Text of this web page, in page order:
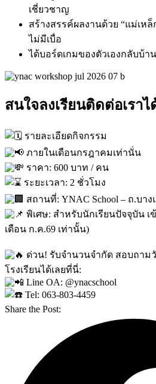
เชี่ยวชาญ
สร้างสรรค์ผลงานด้วย “แม่เหล็
ไม่มีเบื่อ
ได้บอร์ดเกมของตัวเองกลับบ้า
สนใจลงเรียนติดต่อเราไ
รายละเอียดกิจกรรม
ภายในเดือนกรฎาคมเท่านั่น
ราคา: 600 บาท / คน
ระยะเวลา: 2 ชั่วโมง
สถานที่: YNAC School – ถ.บ
พิเศษ: สำหรับนักเรียนปัจจุบัน
เดือน ก.ค.69 เท่านั้น)
ด่วน! รับจำนวนจำกัด สอบถาม
โรงเรียนได้เลยที่นี่:
Line OA: @ynacschool
Tel: 063-803-4459
Share the Post: